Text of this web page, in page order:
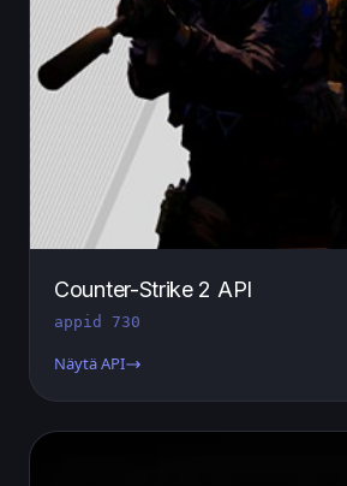
Counter-Strike 2 API
appid 730
Näytä API